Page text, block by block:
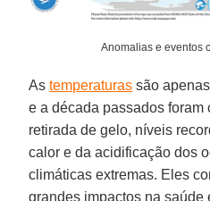
Anomalias e eventos
Astemperaturas são
e a década passados ​​foram
retirada de gelo, níveis
calor e da acidificação dos
climáticas extremas. Eles
grandes impactos na saúde